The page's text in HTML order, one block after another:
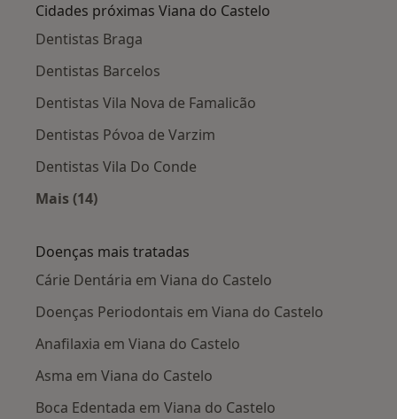
Cidades próximas Viana do Castelo
Dentistas Braga
Dentistas Barcelos
Dentistas Vila Nova de Famalicão
Dentistas Póvoa de Varzim
Dentistas Vila Do Conde
Mais (14)
Doenças mais tratadas
Cárie Dentária em Viana do Castelo
Doenças Periodontais em Viana do Castelo
Anafilaxia em Viana do Castelo
Asma em Viana do Castelo
Boca Edentada em Viana do Castelo